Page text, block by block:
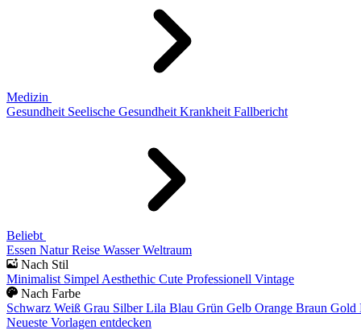
Medizin
Gesundheit Seelische Gesundheit Krankheit Fallbericht
Beliebt
Essen Natur Reise Wasser Weltraum
Nach Stil
Minimalist Simpel Aesthethic Cute Professionell Vintage
Nach Farbe
Schwarz Weiß Grau Silber Lila Blau Grün Gelb Orange Braun Gold
Neueste Vorlagen entdecken